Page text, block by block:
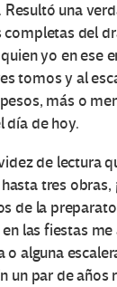
una
completas del
yo en ese
tomos y al
más o
día de hoy.
de lectura
tres obras,
de la
las fiestas
o alguna
un par de años